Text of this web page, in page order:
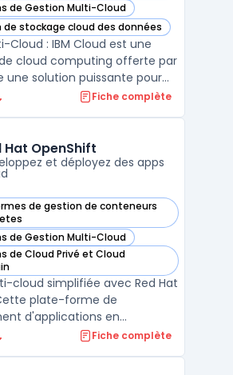
de Gestion Multi-Cloud
dans cette catégorie
de stockage cloud des données
dans cette catégorie
Cloud : IBM Cloud est une
cloud computing offerte par
une solution puissante pour
qui souhaitent migrer leurs
signifie qu'elle permet aux
Fiche complète
Hat OpenShift
et déployez des apps
de gestion de conteneurs
OpenShift dans cette catégorie
de Gestion Multi-Cloud
OpenShift dans cette catégorie
de Cloud Privé et Cloud
OpenShift dans cette catégorie
cloud simplifiée avec Red Hat
plate-forme de
d'applications en
sur Kubernetes offre une
Fiche complète